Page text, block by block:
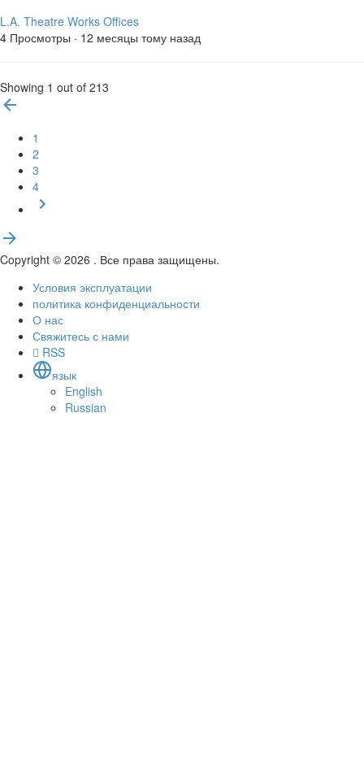
L.A. Theatre Works Offices
4 Просмотры · 12 месяцы тому назад
Showing 1 out of 213
1
2
3
4
Copyright © 2026 . Все права защищены.
Условия эксплуатации
политика конфиденциальности
О нас
Свяжитесь с нами
RSS
язык
English
Russian